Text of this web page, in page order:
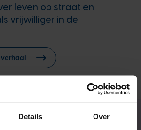
Details Over
leven op straat en
vrijwilliger in de